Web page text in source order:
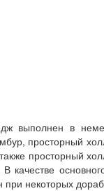
выполнен в
просторный
просторный
В качестве
некоторых